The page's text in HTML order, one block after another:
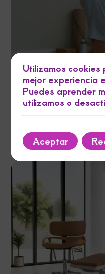
Autor Tags
hipopresivos para
12 min de lectura
Utilizamos
mejor experiencia
Puedes aprender
utilizamos o
Aceptar